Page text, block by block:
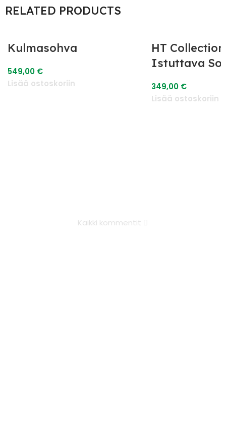
RELATED PRODUCTS
Kulmasohva
549,00 €
Lisää ostoskoriin
HT
Istuttava
349,00 €
Lisää ostoskoriin
Kaikki kommentit